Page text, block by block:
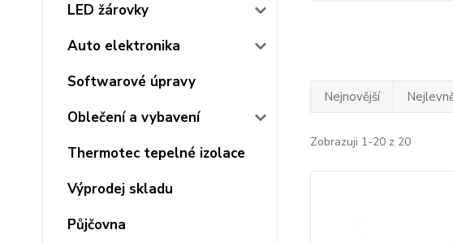
LED žárovky
Auto elektronika
Softwarové úpravy
Oblečení a vybavení
Thermotec tepelné izolace
Výprodej skladu
Půjčovna
Nejnovější
Zobrazuji 1-20 z 20